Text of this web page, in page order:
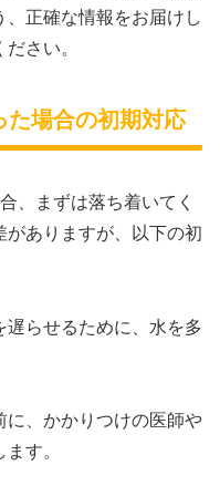
、正確な情報をお届けし
さい。
た場合の初期対応
、まずは落ち着いてく
がありますが、以下の初
遅らせるために、水を多
に、かかりつけの医師や
す。